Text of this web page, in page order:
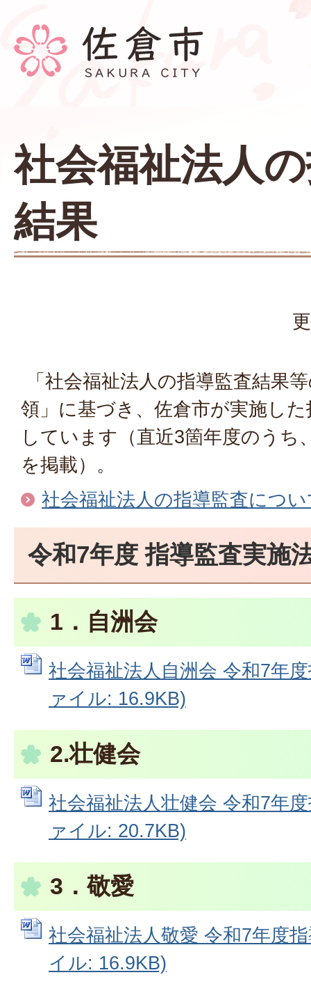
社会福祉法人
結果
「社会福祉法人の指導監査結果
領」に基づき、佐倉市が実施し
しています（直近3箇年度のうち
を掲載）。
社会福祉法人の指導監査につ
令和7年度 指導監査実施
1．自洲会
社会福祉法人自洲会 令和7年
ァイル: 16.9KB)
2.壮健会
社会福祉法人壮健会 令和7年
ァイル: 20.7KB)
3．敬愛
社会福祉法人敬愛 令和7年度
イル: 16.9KB)